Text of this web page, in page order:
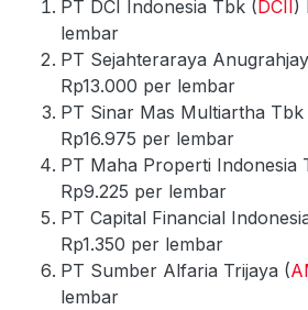
PT DCI Indonesia Tbk (DCII)
lembar
PT Sejahteraraya
Rp13.000 per lembar
PT Sinar Mas Multiartha Tbk
Rp16.975 per lembar
PT Maha Properti Indonesia
Rp9.225 per lembar
PT Capital Financial
Rp1.350 per lembar
PT Sumber Alfaria Trijaya (
lembar